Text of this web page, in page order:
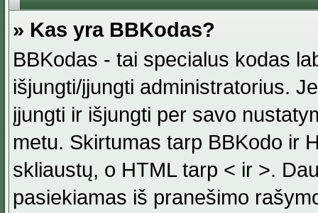
» Kas yra BBKodas?
BBKodas - tai specialus kodas
išjungti/įjungti administratorius.
įjungti ir išjungti per savo
metu. Skirtumas tarp BBKodo ir
skliaustų, o HTML tarp < ir >.
pasiekiamas iš pranešimo